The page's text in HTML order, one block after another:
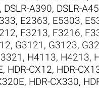
, DSLR-A390, DSLR-
, E2363, E5303,
, F3213, F3216,
, G3121 , G3123,
, H4113, H4213,
, HDR-CX12, HDR-
, HDR-CX330,